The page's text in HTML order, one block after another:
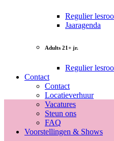
Regulier
Jaaragenda
Adults 21+ jr.
Regulier
Contact
Contact
Locatieverhuur
Vacatures
Steun ons
FAQ
Voorstellingen & Shows